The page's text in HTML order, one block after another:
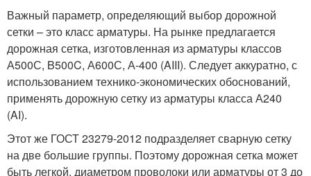
Важный параметр, определяющий выбор дорожной
сетки – это класс арматуры. На рынке предлагается
дорожная сетка, изготовленная из арматуры классов
А500С, B500C, А600С, А-400 (AIII). Следует аккуратно, с
использованием технико-экономических обоснований,
применять дорожную сетку из арматуры класса А240
(AI).
Этот же ГОСТ 23279-2012 подразделяет сварную сетку
на две большие группы. Поэтому дорожная сетка может
быть легкой, диаметром проволоки или арматуры от 3 до